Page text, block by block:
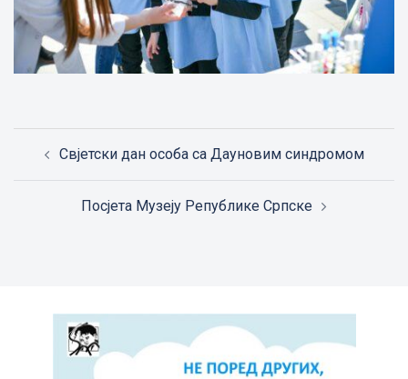
navigation
Свјетски дан особа са Дауновим синдромом
Посјета Музеју Републике Српске